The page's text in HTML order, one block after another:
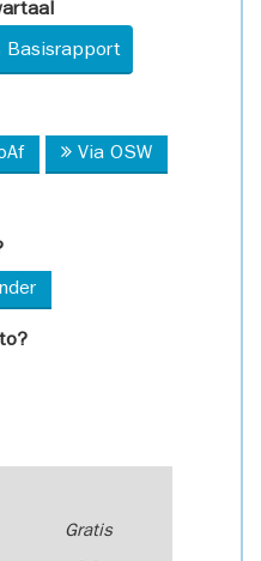
Gratis
Basisrapport
Via OSW